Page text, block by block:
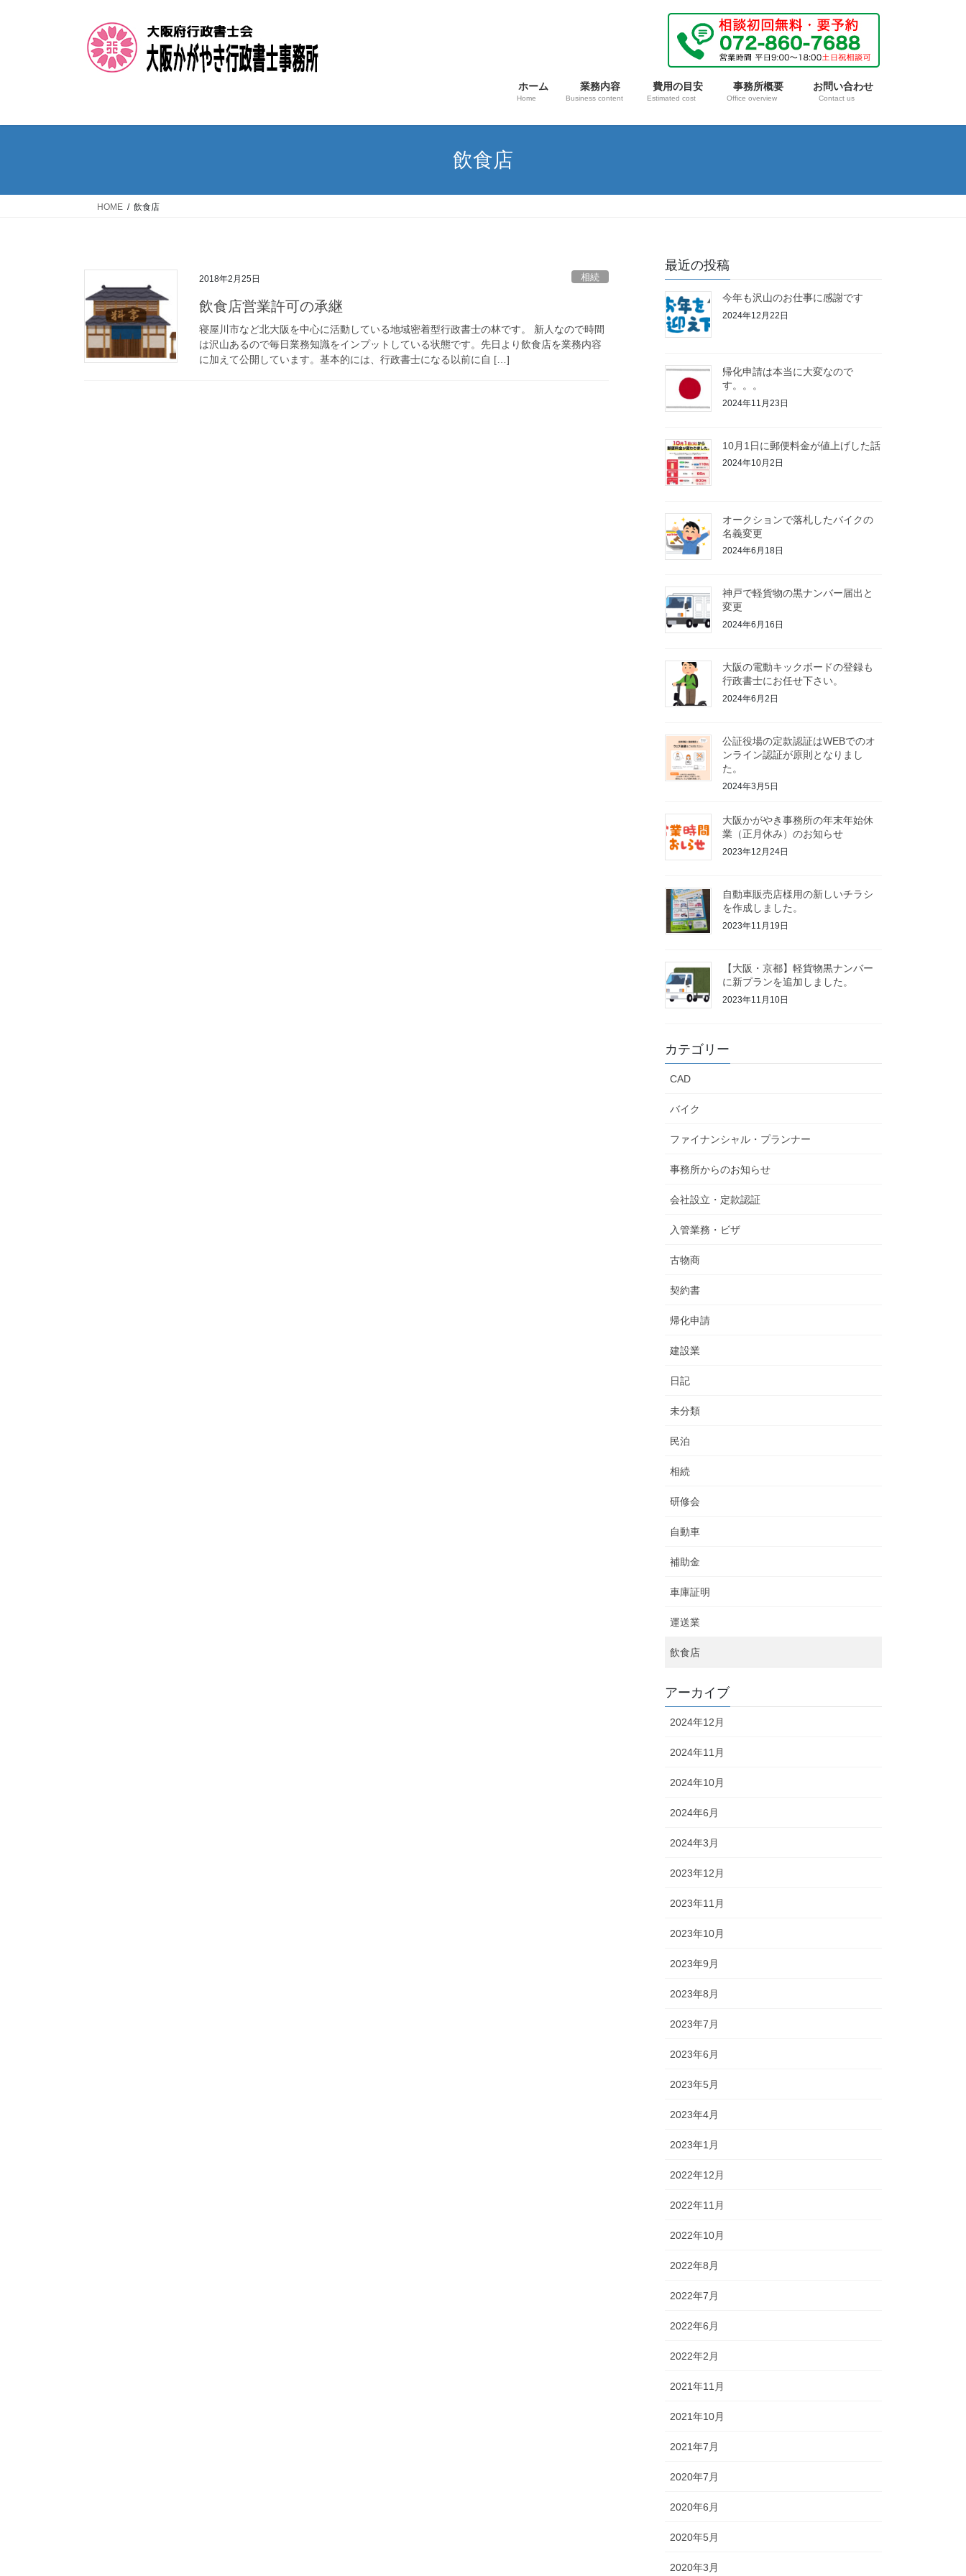
キ
に
ホーム
Home
業務内容
Business content
費用の目安
Estimated cost
事務所概要
Office overview
お問い合わせ
Contact us
飲食店
HOME 飲食店
2018年2月25日 相続
飲食店営業許可の承継
寝屋川市など北大阪を中心に活動している地域密着型行政書士の林です。 新人なので時間
は沢山あるので毎日業務知識をインプットしている状態です。先日より飲食店を業務内容
に加えて公開しています。基本的には、行政書士になる以前に自 […]
最近の投稿
今年も沢山のお仕事に感謝です
2024年12月22日
帰化申請は本当に大変なので
す。。。
2024年11月23日
10月1日に郵便料金が値上げした話
2024年10月2日
オークションで落札したバイクの
名義変更
2024年6月18日
神戸で軽貨物の黒ナンバー届出と
変更
2024年6月16日
大阪の電動キックボードの登録も
行政書士にお任せ下さい。
2024年6月2日
公証役場の定款認証はWEBでのオ
ンライン認証が原則となりまし
た。
2024年3月5日
大阪かがやき事務所の年末年始休
業（正月休み）のお知らせ
2023年12月24日
自動車販売店様用の新しいチラシ
を作成しました。
2023年11月19日
【大阪・京都】軽貨物黒ナンバー
に新プランを追加しました。
2023年11月10日
カテゴリー
CAD
バイク
ファイナンシャル・プランナー
事務所からのお知らせ
会社設立・定款認証
入管業務・ビザ
古物商
契約書
帰化申請
建設業
日記
未分類
民泊
相続
研修会
自動車
補助金
車庫証明
運送業
飲食店
アーカイブ
2024年12月
2024年11月
2024年10月
2024年6月
2024年3月
2023年12月
2023年11月
2023年10月
2023年9月
2023年8月
2023年7月
2023年6月
2023年5月
2023年4月
2023年1月
2022年12月
2022年11月
2022年10月
2022年8月
2022年7月
2022年6月
2022年2月
2021年11月
2021年10月
2021年7月
2020年7月
2020年6月
2020年5月
2020年3月